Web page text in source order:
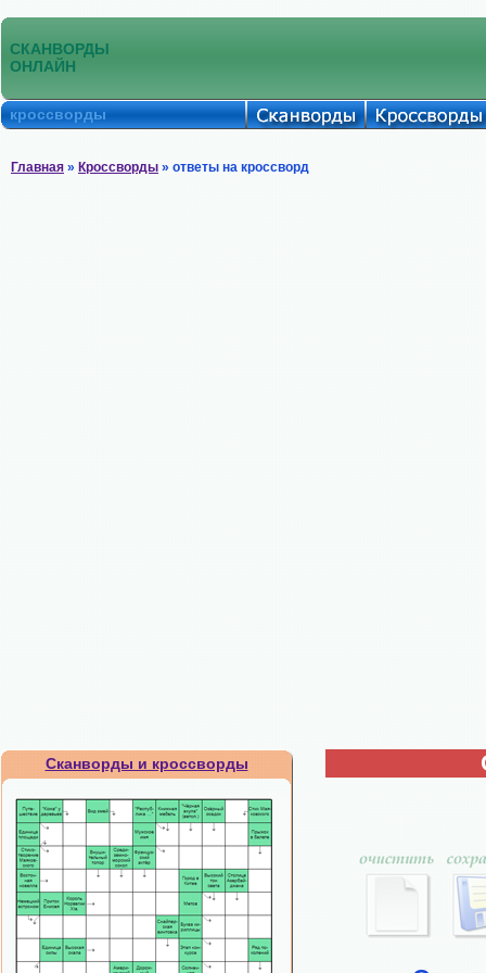
СКАНВОРДЫ
ОНЛАЙН
кроссворды
Главная » Кроссворды » ответы на кроссворд
Сканворды и кроссворды